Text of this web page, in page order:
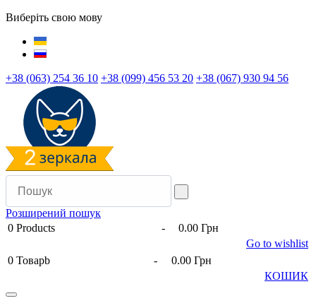
Виберіть свою мову
+38 (063) 254 36 10 +38 (099) 456 53 20 +38 (067) 930 94 56
Розширений пошук
0 Products -
0.00 Грн
Go to wishlist
0 Товарb -
0.00 Грн
КОШИК